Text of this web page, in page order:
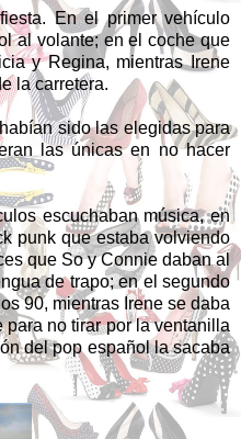
En el primer vehículo
al volante; en el coche que
y Regina, mientras Irene
la carretera.
sido las elegidas para
las únicas en no hacer
escuchaban música, en
punk que estaba volviendo
que So y Connie daban al
de trapo; en el segundo
90, mientras Irene se daba
no tirar por la ventanilla
del pop español la sacaba